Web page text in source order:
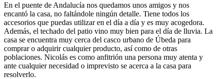
En el puente de Andalucía nos quedamos unos amigos y nos
encantó la casa, no faltándole ningún detalle. Tiene todos los
accesorios que puedas utilizar en el día a día y es muy acogedora.
Además, el techado del patio vino muy bien para el día de lluvia. La
casa se encuentra muy cerca del casco urbano de Úbeda para
comprar o adquirir cualquier producto, así como de otras
poblaciones. Nicolás es como anfitrión una persona muy atenta y
ante cualquier necesidad o imprevisto se acerca a la casa para
resolverlo.